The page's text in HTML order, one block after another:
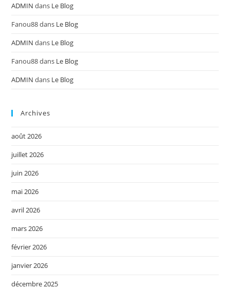
ADMIN dans Le Blog
Fanou88dans Le Blog
ADMIN dans Le Blog
Fanou88dans Le Blog
ADMIN dans Le Blog
Archives
août 2026
juillet 2026
juin 2026
mai 2026
avril 2026
mars 2026
février 2026
janvier 2026
décembre 2025